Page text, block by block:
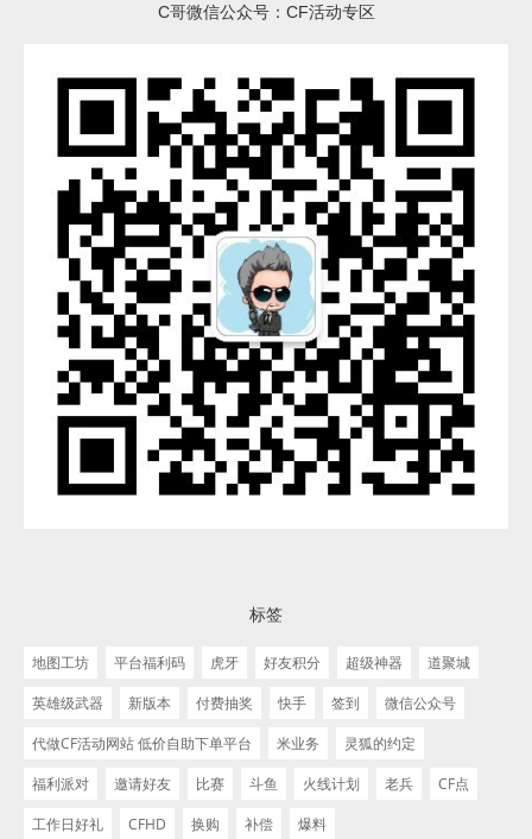
C哥微信公众号：CF活动专区
标签
地图工坊 平台福利码 虎牙 好友积分 超级神器
道聚城
英雄级武器
新版本 付费抽奖 快手 签到
微信公众号
代做CF活动网站 低价自助下单平台
米业务
灵狐的约定
福利派对
邀请好友 比赛 斗鱼 火线计划 老兵
CF点
工作日好礼
CFHD 换购 补偿 爆料